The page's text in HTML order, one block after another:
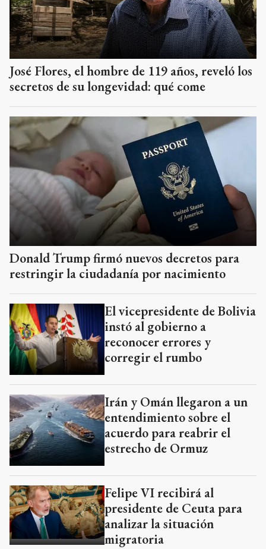
José Flores, el hombre de 119 años, reveló los
secretos de su longevidad: qué come
Donald Trump firmó nuevos decretos para
restringir la ciudadanía por nacimiento
El vicepresidente de Bolivia
instó al gobierno a
reconocer errores y
corregir el rumbo
Irán y Omán llegaron a un
entendimiento sobre el
acuerdo para reabrir el
estrecho de Ormuz
Felipe VI recibirá al
presidente de Ceuta para
analizar la situación
migratoria